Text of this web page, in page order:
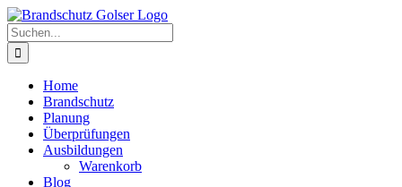
Skip
to
content
Suche
nach:
Home
Brandschutz
Planung
Überprüfungen
Ausbildungen
Warenkorb
Blog